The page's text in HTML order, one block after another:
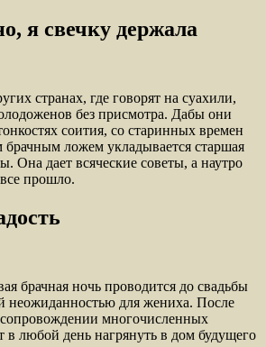
я свечку держала
странах, где говорят на суахили,
без присмотра. Дабы они
соития, со старинных времен
ложем укладывается старшая
Она дает всяческие советы, а наутро
все прошло.
брачная ночь проводится до свадьбы
неожиданностью для жениха. После
многочисленных
в любой день нагрянуть в дом будущего